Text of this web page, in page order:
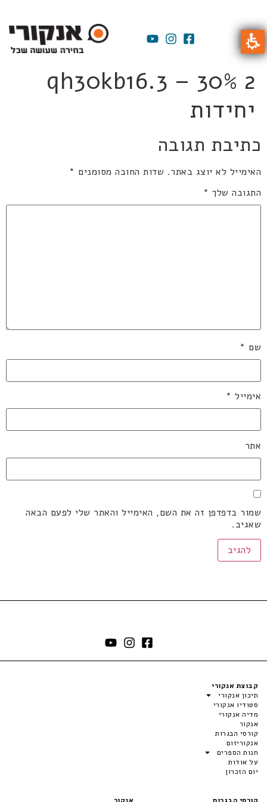
qh30kb16.3 – 30% 2
יחידות
כתיבת תגובה
האימייל לא יוצג באתר. שדות החובה מסומנים *
התגובה שלך *
שם *
אימייל *
אתר
שמור בדפדפן זה את השם, האימייל והאתר שלי לפעם הבאה
שאגיב.
קבוצת אנקורי
תיכון אנקורי
סטודיו אנקורי
מדיה אנקורי
אנקור
קורסי הבגרות
אנקוריזום
חנות הספרים
על אודות
יום הזכרון